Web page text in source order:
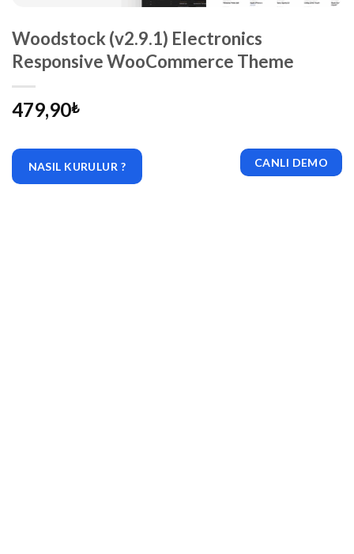
Woodstock (v2.9.1) Electronics
Responsive WooCommerce Theme
479,90₺
NASIL KURULUR ? CANLI DEMO